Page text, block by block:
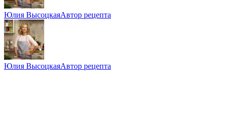
Юлия ВысоцкаяАвтор рецепта
Юлия ВысоцкаяАвтор рецепта